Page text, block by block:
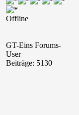
Offline
GT-Eins Forums-
User
Beiträge: 5130